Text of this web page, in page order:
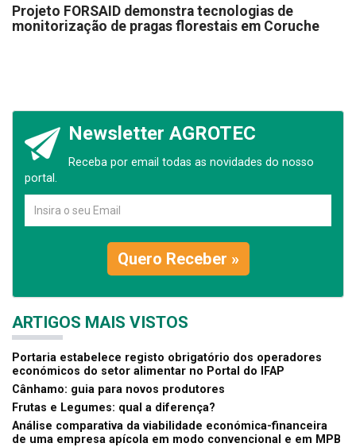
Projeto FORSAID demonstra tecnologias de
monitorização de pragas florestais em Coruche
Newsletter AGROTEC
Receba por email todas as novidades do nosso
portal.
Quero Receber »
ARTIGOS MAIS VISTOS
Portaria estabelece registo obrigatório dos operadores
económicos do setor alimentar no Portal do IFAP
Cânhamo: guia para novos produtores
Frutas e Legumes: qual a diferença?
Análise comparativa da viabilidade económica-financeira
de uma empresa apícola em modo convencional e em MPB